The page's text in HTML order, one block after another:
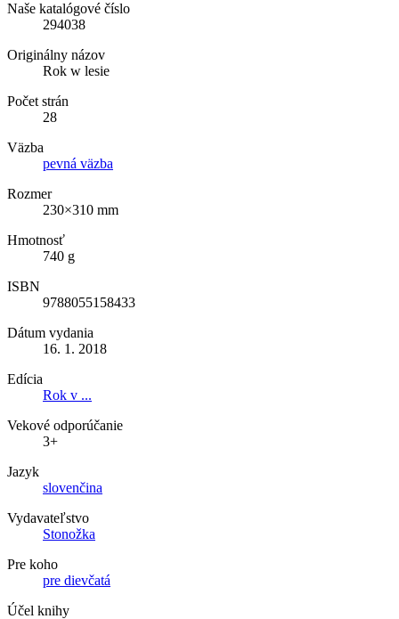
Naše katalógové číslo
294038
Originálny názov
Rok w lesie
Počet strán
28
Väzba
pevná väzba
Rozmer
230×310 mm
Hmotnosť
740 g
ISBN
9788055158433
Dátum vydania
16. 1. 2018
Edícia
Rok v ...
Vekové odporúčanie
3+
Jazyk
slovenčina
Vydavateľstvo
Stonožka
Pre koho
pre dievčatá
Účel knihy